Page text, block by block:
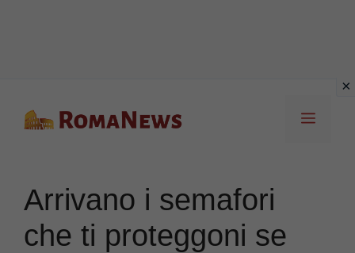
Menu
Arrivano i semafori
che ti proteggoni se